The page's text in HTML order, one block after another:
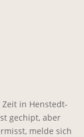
in Henstedt-
gechipt, aber
melde sich